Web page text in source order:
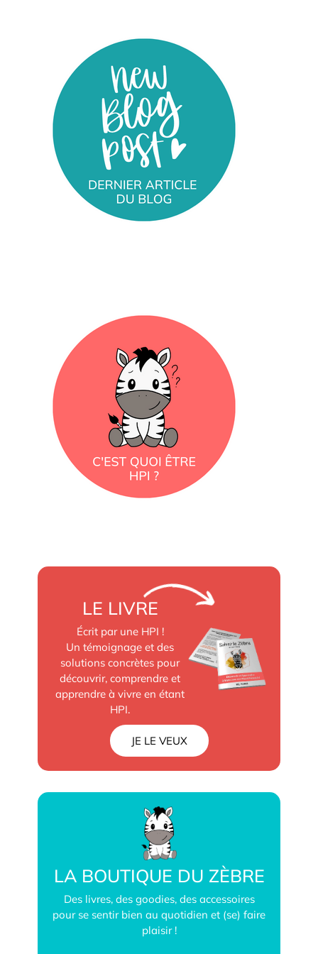
LE LIVRE
Écrit par une HPI !
Un témoignage et des
solutions concrètes pour
découvrir, comprendre et
apprendre à vivre en étant
HPI.
JE LE VEUX
LA BOUTIQUE DU ZÈBRE
Des livres, des goodies, des accessoires
pour se sentir bien au quotidien et (se) faire
plaisir !